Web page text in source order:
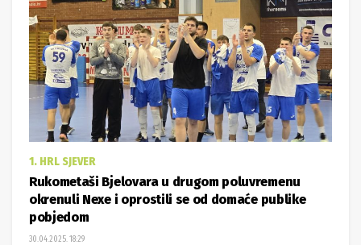
1. HRL SJEVER
Rukometaši Bjelovara u drugom poluvremenu
okrenuli Nexe i oprostili se od domaće publike
pobjedom
30.04.2025. 18:29